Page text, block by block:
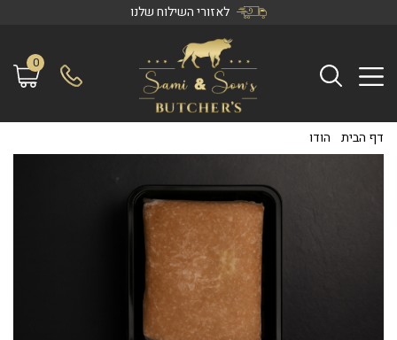
לאזורי השילוח שלנו
0
דף הבית הודו